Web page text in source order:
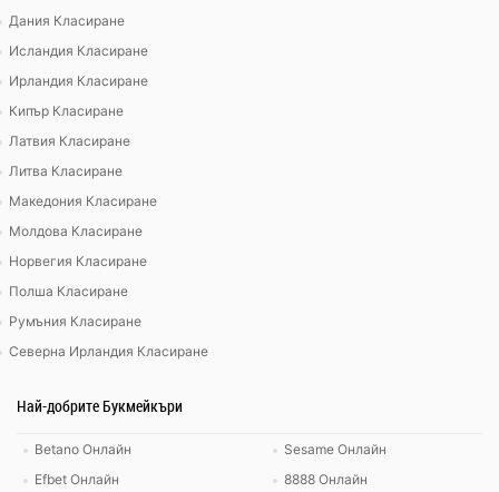
Дания Класиране
Исландия Класиране
Ирландия Класиране
Кипър Класиране
Латвия Класиране
Литва Класиране
Македония Класиране
Молдова Класиране
Норвегия Класиране
Полша Класиране
Румъния Класиране
Северна Ирландия Класиране
Най-добрите Букмейкъри
Betano Онлайн
Efbet Онлайн
Sesame Онлайн
8888 Онлайн